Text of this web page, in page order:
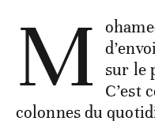
M
sur le
C’est
colonnes du